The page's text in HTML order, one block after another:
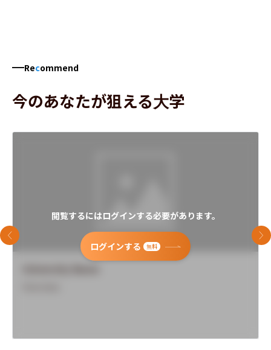
Recommend
今のあなたが狙える大学
閲覧するにはログインする必要があります。
ログインする 無料
前のスライド 次